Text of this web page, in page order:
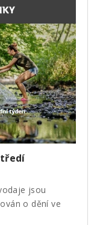
jsou
o dění ve